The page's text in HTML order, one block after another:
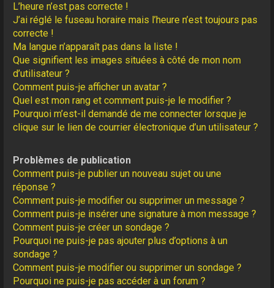
L’heure n’est pas correcte !
J’ai réglé le fuseau horaire mais l’heure n’est toujours pas
correcte !
Ma langue n’apparaît pas dans la liste !
Que signifient les images situées à côté de mon nom
d’utilisateur ?
Comment puis-je afficher un avatar ?
Quel est mon rang et comment puis-je le modifier ?
Pourquoi m’est-il demandé de me connecter lorsque je
clique sur le lien de courrier électronique d’un utilisateur ?
Problèmes de publication
Comment puis-je publier un nouveau sujet ou une
réponse ?
Comment puis-je modifier ou supprimer un message ?
Comment puis-je insérer une signature à mon message ?
Comment puis-je créer un sondage ?
Pourquoi ne puis-je pas ajouter plus d’options à un
sondage ?
Comment puis-je modifier ou supprimer un sondage ?
Pourquoi ne puis-je pas accéder à un forum ?